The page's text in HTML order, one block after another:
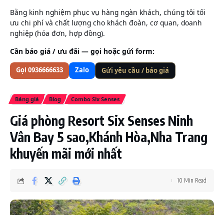
Bằng kinh nghiệm phục vụ hàng ngàn khách, chúng tôi tối
ưu chi phí và chất lượng cho khách đoàn, cơ quan, doanh
nghiệp (hóa đơn, hợp đồng).
Cần báo giá / ưu đãi — gọi hoặc gửi form:
Gọi 0936666633 Zalo Gửi yêu cầu / báo giá
Bảng giá Blog Combo Six Senses
Giá phòng Resort Six Senses Ninh
Vân Bay 5 sao,Khánh Hòa,Nha Trang
khuyến mãi mới nhất
10 Min Read